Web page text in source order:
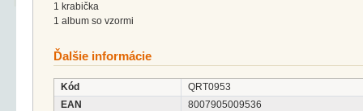
1 krabička
1 album so vzormi
Ďalšie informácie
Kód
QRT0953
EAN
8007905009536